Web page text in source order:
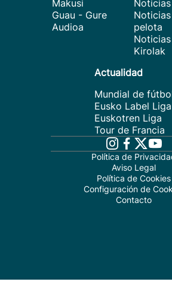
Makusi
Guau - Gure
Audioa
pelota
Kirolak
Actualidad
Mundial de
Eusko Label Liga
Euskotren Liga
Tour de Francia
Política de
Aviso Legal
Política de Cookies
Configuración de
Contacto